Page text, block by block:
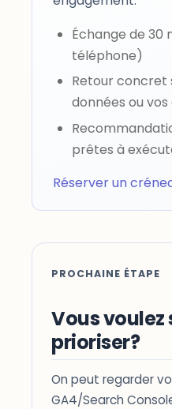
Échange de 30
téléphone)
Retour concret
données ou
prêtes à
Réserver un
PROCHAINE ÉTAPE
Vous
prioriser?
On peut regarder
GA4/Search